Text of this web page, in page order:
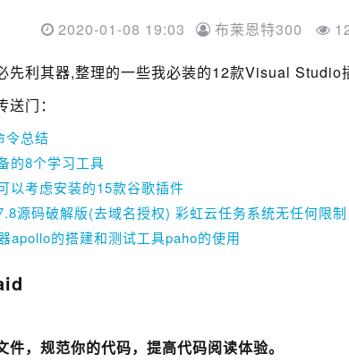
先利其器,整理的一些我必装的12款Visual Studio
门：
令总结
的8个学习工具
以考虑安装的15款谷歌插件
源码破解版(去域名授权) 彩虹云任务系统无任何限制
apollo的搭建和测试工具paho的使用
件，规范你的代码，提高代码阅读体验。
2020-01-08 19:03 布莱恩特300